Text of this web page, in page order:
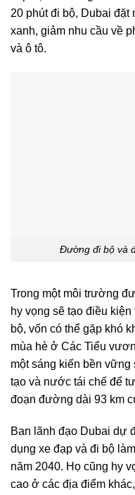
20 phút đi bộ, Dubai đặt
xanh, giảm nhu cầu về
và ô tô.
Đường đi bộ và
Trong một môi trường
hy vọng sẽ tạo điều
bộ, vốn có thể gặp khó
mùa hè ở Các Tiểu
một sáng kiến bền
tạo và nước tái chế để
đoạn đường dài 93 km
Ban lãnh đạo Dubai dự
dụng xe đạp và đi bộ
năm 2040. Họ cũng hy
cao ở các địa điểm